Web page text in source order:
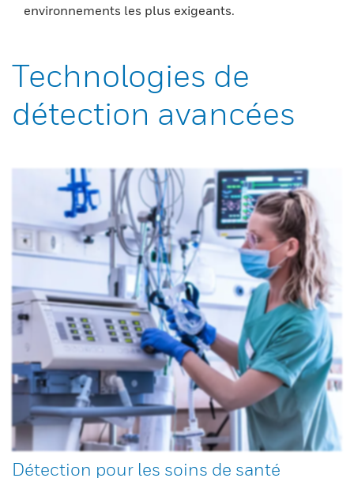
environnements les plus exigeants.
Technologies de
détection avancées
Détection pour les soins de santé